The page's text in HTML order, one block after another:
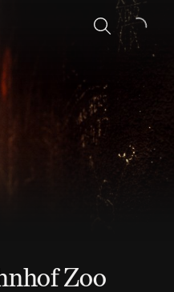
Sök
Zoo